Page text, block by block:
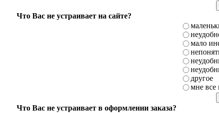
Что Вас не устраивает на сайте?
мало
другое
мне все
Что Вас не устраивает в оформлении заказа?